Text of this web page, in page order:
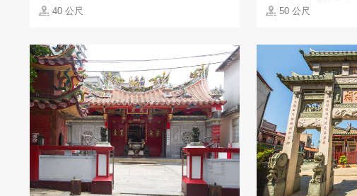
40 公尺 50 公尺